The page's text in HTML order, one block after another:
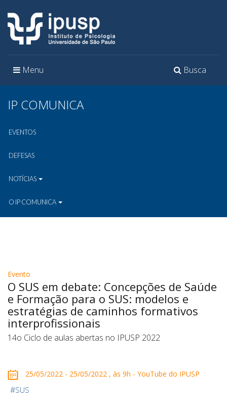
Toggle
Busca
Toggle
Menu
IP COMUNICA
EVENTOS
DEFESAS
NOTÍCIAS
O IP COMUNICA
Evento
O SUS em debate: Concepções de Saúde
e Formação para o SUS: modelos e
estratégias de caminhos formativos
interprofissionais
14o Ciclo de aulas abertas no IPUSP 2022
25/05/2022 - 25/05/2022 , às 9h - YouTube do IPUSP
#SUS